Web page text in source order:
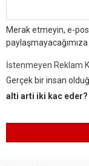
Merak etmeyin, e-
paylaşmayacağımıza
İstenmeyen Reklam
Gerçek bir insan
alti arti iki kac eder?